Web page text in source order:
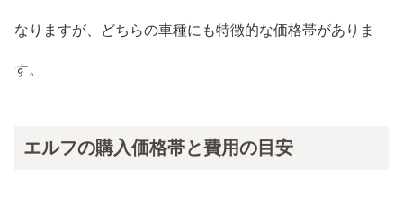
なりますが、どちらの車種にも特徴的な価格帯がありま
す。
エルフの購入価格帯と費用の目安